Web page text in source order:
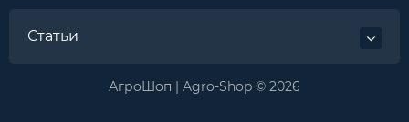
Статьи
АгроШоп | Agro-Shop © 2026